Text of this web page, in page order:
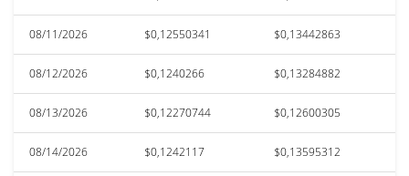
08/11/2026 $0,12550341 $0,13442863
08/12/2026 $0,1240266 $0,13284882
08/13/2026 $0,12270744 $0,12600305
08/14/2026 $0,1242117 $0,13595312